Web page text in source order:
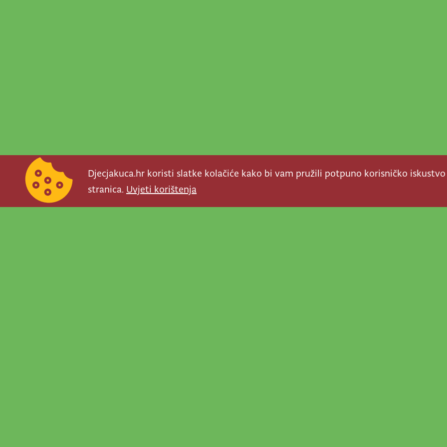
Djecjakuca.hr koristi slatke kolačiće kako bi vam pružili potpuno korisničko
stranica. Uvjeti korištenja